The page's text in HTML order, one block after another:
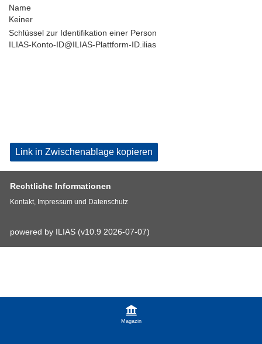
Magazin
Name
Keiner
Schlüssel zur Identifikation einer Person
ILIAS-Konto-ID@ILIAS-Plattform-ID.ilias
Link in Zwischenablage kopieren
Rechtliche Informationen
Kontakt, Impressum und Datenschutz
powered by ILIAS (v10.9 2026-07-07)